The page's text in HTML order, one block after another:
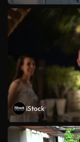
iStock